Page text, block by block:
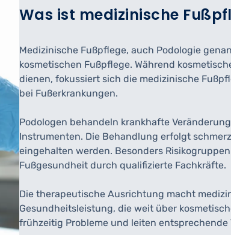
Was ist medizinische
Medizinische Fußpflege, auch Podologie
kosmetischen Fußpflege. Während
dienen, fokussiert sich die medizinische
bei Fußerkrankungen.
Podologen behandeln krankhafte
Instrumenten. Die Behandlung erfolgt
eingehalten werden. Besonders
Fußgesundheit durch qualifizierte Fachkräfte.
Die therapeutische Ausrichtung macht
Gesundheitsleistung, die weit über
frühzeitig Probleme und leiten entsprechende